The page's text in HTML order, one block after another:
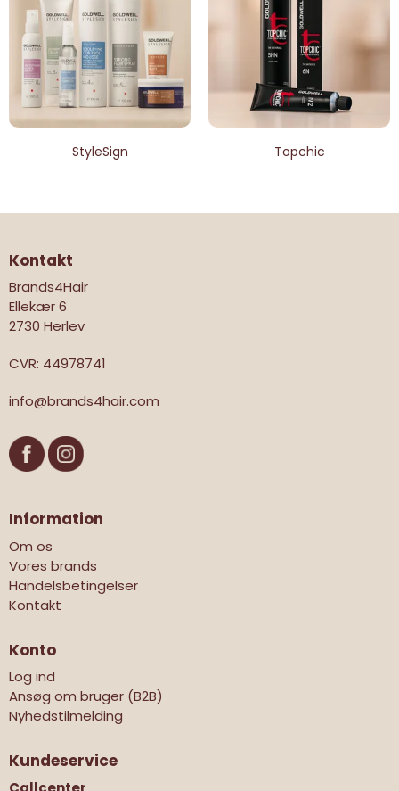
StyleSign Topchic
Kontakt
Brands4Hair
Ellekær 6
2730 Herlev
CVR: 44978741
info@brands4hair.com
Information
Om os
Vores brands
Handelsbetingelser
Kontakt
Konto
Log ind
Ansøg om bruger (B2B)
Nyhedstilmelding
Kundeservice